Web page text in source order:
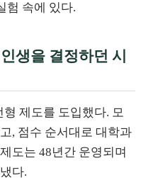
험 속에 있다.
생을 결정하던 시
제도를 도입했다. 모
, 점수 순서대로 대학과
도는 48년간 운영되며
다.